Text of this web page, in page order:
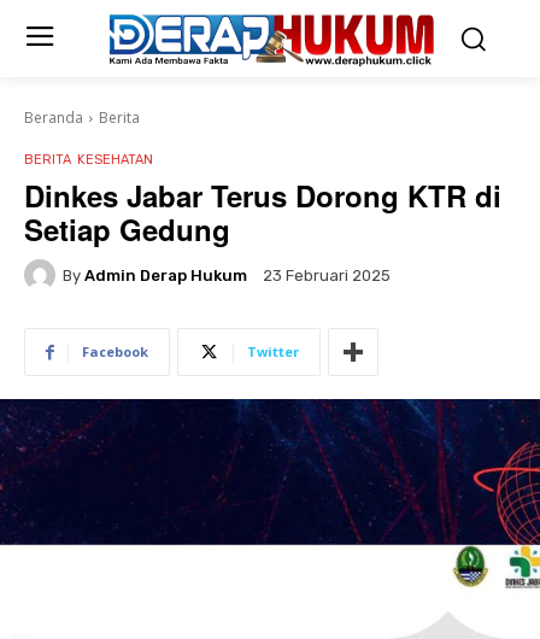
Beranda Berita
BERITA KESEHATAN
Dinkes Jabar Terus Dorong KTR di
Setiap Gedung
By Admin Derap Hukum 23 Februari 2025
Facebook Twitter